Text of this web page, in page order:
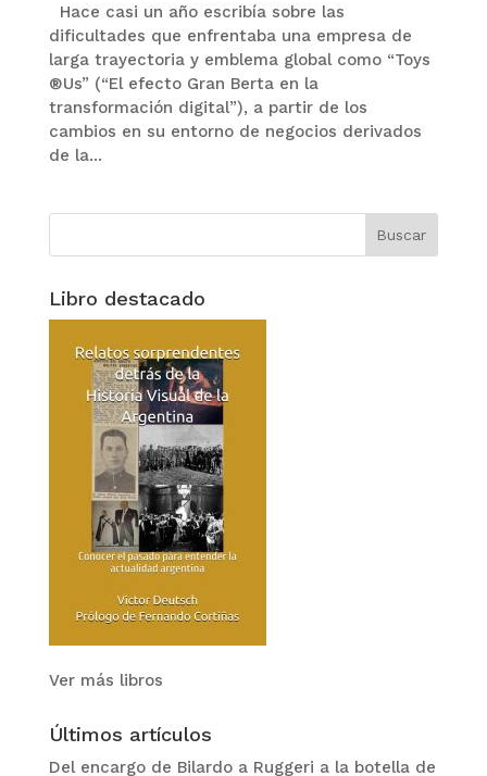
Hace casi un año escribía sobre las
dificultades que enfrentaba una empresa de
larga trayectoria y emblema global como “Toys
®Us” (“El efecto Gran Berta en la
transformación digital”), a partir de los
cambios en su entorno de negocios derivados
de la...
Libro destacado
Ver más libros
Últimos artículos
Del encargo de Bilardo a Ruggeri a la botella de